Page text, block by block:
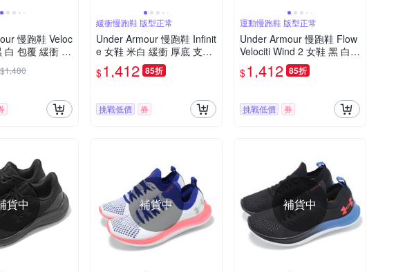
慢跑鞋 Veloc
白 包覆 緩衝 U
$1,480
緩衝慢跑鞋 版型正常
Under Armour 慢跑鞋 Infinit
e 女鞋 米白 緩衝 厚底 支撐
運動鞋 UA 3027524200
$1,412 85折
挑戰低價 券
運動慢跑鞋 版型正常
Under Armour 慢跑鞋 Flow
Velociti Wind 2 女鞋 黑 白
路跑 UA 輕量 運動鞋 內建
晶片 3025662003
$1,412 85折
挑戰低價 券
貨中 補貨中 補貨中